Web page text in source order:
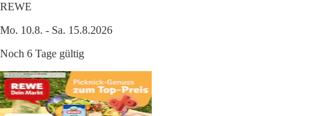
REWE
Mo. 10.8. - Sa. 15.8.2026
Noch 6 Tage gültig